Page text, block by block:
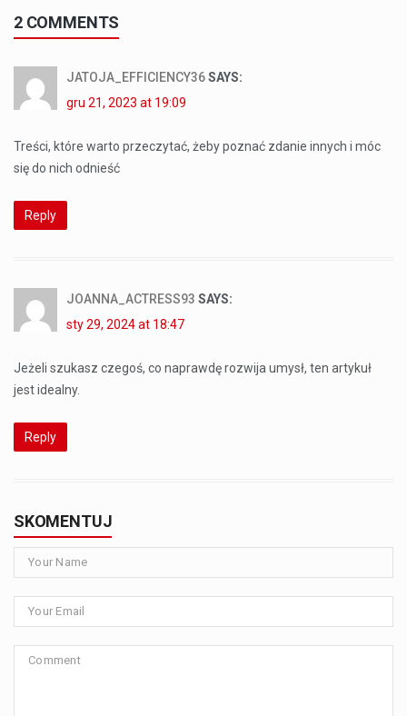
2 COMMENTS
JATOJA_EFFICIENCY36SAYS:
gru 21, 2023 at 19:09
Treści, które warto przeczytać, żeby poznać zdanie innych i móc
się do nich odnieść
Reply
JOANNA_ACTRESS93 SAYS:
sty 29, 2024 at 18:47
Jeżeli szukasz czegoś, co naprawdę rozwija umysł, ten artykuł
jest idealny.
Reply
SKOMENTUJ